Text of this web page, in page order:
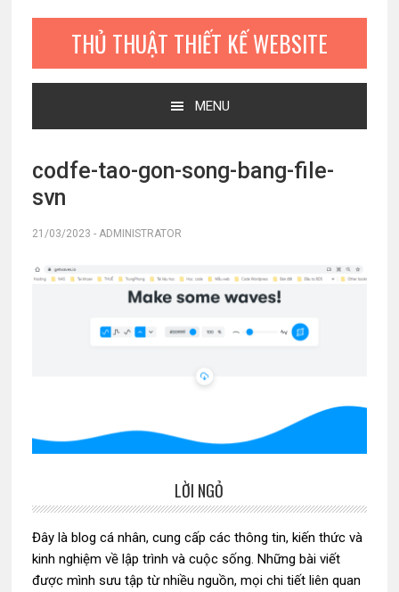
THỦ THUẬT THIẾT KẾ WEBSITE
MENU
codfe-tao-gon-song-bang-file-
svn
21/03/2023 - ADMINISTRATOR
chính
LỜI NGỎ
Đây là blog cá nhân, cung cấp các thông tin, kiến thức và
kinh nghiệm về lập trình và cuộc sống. Những bài viết
được mình sưu tập từ nhiều nguồn, mọi chi tiết liên quan